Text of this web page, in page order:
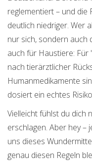
reglementiert – und
deutlich niedriger. Wer
nur sich, sondern auch
auch für Haustiere: Für
nach tierärztlicher
Humanmedikamente
dosiert ein echtes
Vielleicht fühlst du dich
erschlagen. Aber hey –
uns dieses
genau diesen Regeln